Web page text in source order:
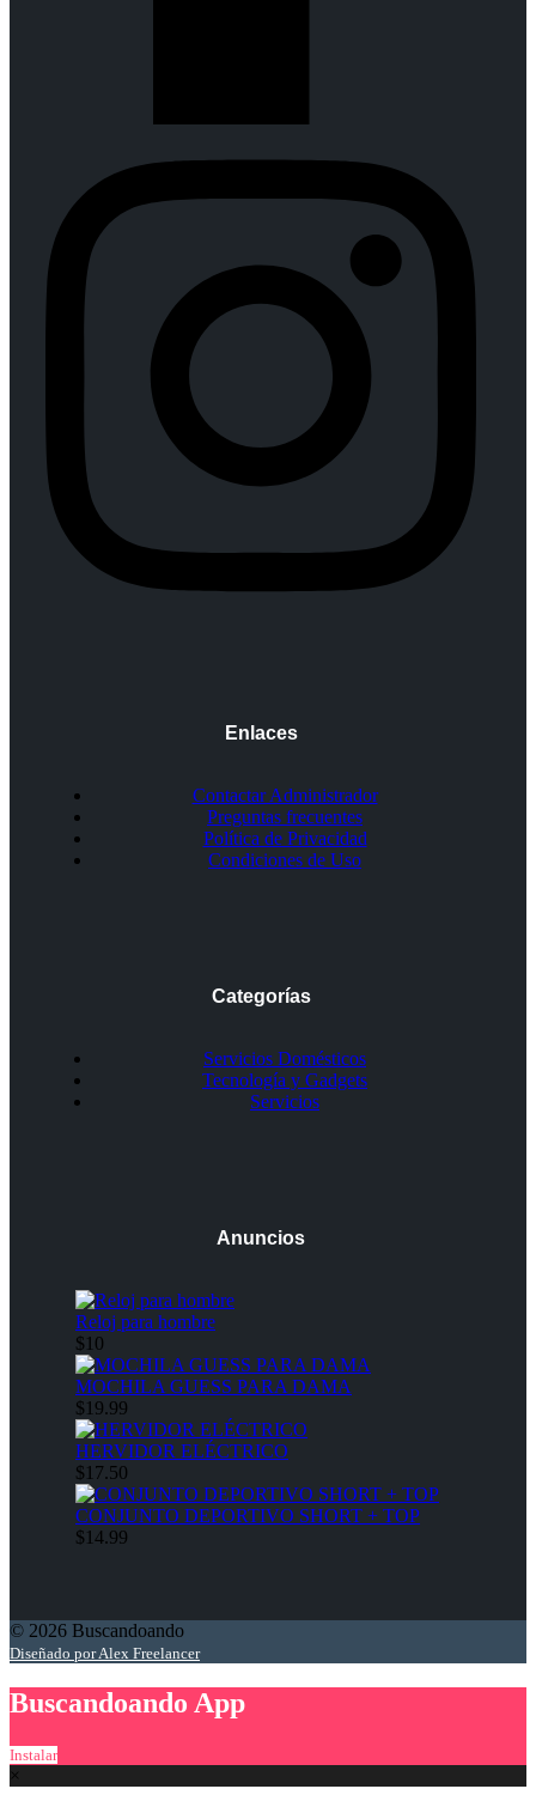
Enlaces
Contactar Administrador
Preguntas frecuentes
Política de Privacidad
Condiciones de Uso
Categorías
Servicios Domésticos
Tecnología y Gadgets
Servicios
Anuncios
Reloj para hombre
$10
MOCHILA GUESS PARA DAMA
$19.99
HERVIDOR ELÉCTRICO
$17.50
CONJUNTO DEPORTIVO SHORT + TOP
$14.99
© 2026 Buscandoando
Diseñado por Alex Freelancer
Buscandoando App
Instalar
×